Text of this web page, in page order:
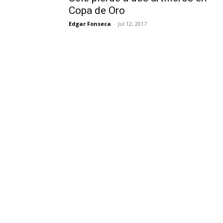
Copa de Oro
Edgar Fonseca - Jul 12, 2017